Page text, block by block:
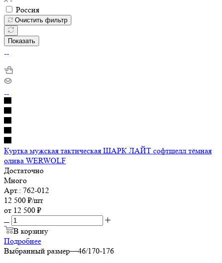
Россия
Очистить фильтр
Показать
Куртка мужская тактическая ШАРК ЛАЙТ софтшелл тёмная
олива WERWOLF
Достаточно
Много
Арт.: 762-012
12 500 ₽/шт
от 12 500 ₽
В корзину
Подробнее
Выбранный размер—46/170-176